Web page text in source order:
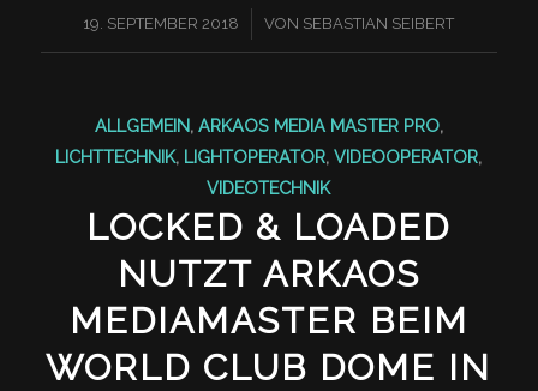
19. SEPTEMBER 2018
/ VON SEBASTIAN SEIBERT
ALLGEMEIN, ARKAOS MEDIA MASTER PRO,
LICHTTECHNIK, LIGHTOPERATOR,VIDEOOPERATOR,
VIDEOTECHNIK
LOCKED & LOADED
NUTZT ARKAOS
MEDIAMASTER BEIM
WORLD CLUB DOME IN